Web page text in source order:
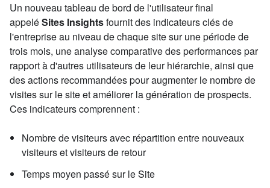
Un nouveau tableau de bord de l'utilisateur final
appeléSites Insightsfournit des indicateurs clés de
l'entreprise au niveau de chaque site sur une période de
trois mois, une analyse comparative des performances par
rapport à d'autres utilisateurs de leur hiérarchie, ainsi que
des actions recommandées pour augmenter le nombre de
visites sur le site et améliorer la génération de prospects.
Ces indicateurs comprennent :
Nombre de visiteurs avec répartition entre nouveaux
visiteurs et visiteurs de retour
Temps moyen passé sur le Site